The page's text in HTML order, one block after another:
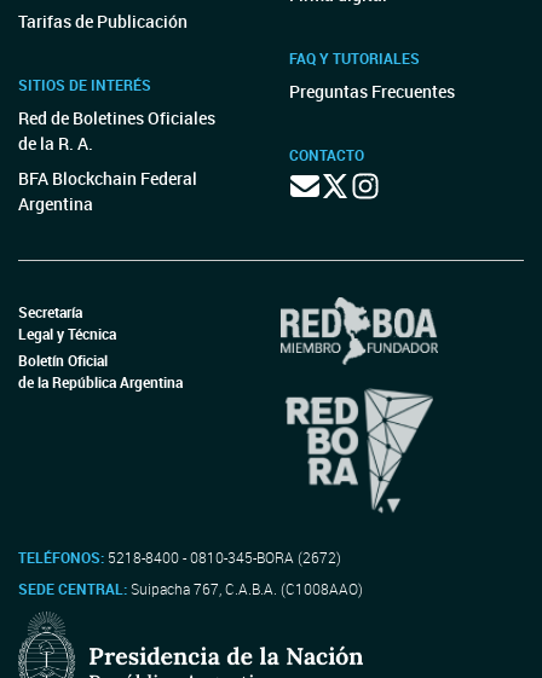
Tarifas de Publicación
SITIOS DE INTERÉS
Red de Boletines Oficiales
de la R. A.
BFA Blockchain Federal
Argentina
FAQ Y TUTORIALES
Preguntas Frecuentes
CONTACTO
Secretaría
Legal y Técnica
Boletín Oficial
de la República Argentina
TELÉFONOS: 5218-8400 - 0810-345-BORA (2672)
SEDE CENTRAL:Suipacha 767, C.A.B.A. (C1008AAO)